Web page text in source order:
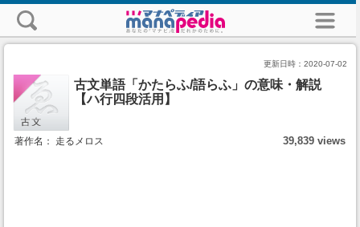
更新日時： 2020-07-02
古文単語「かたらふ/語らふ」の意味・解説
【ハ行四段活用】
著作名： 走るメロス 39,839 views